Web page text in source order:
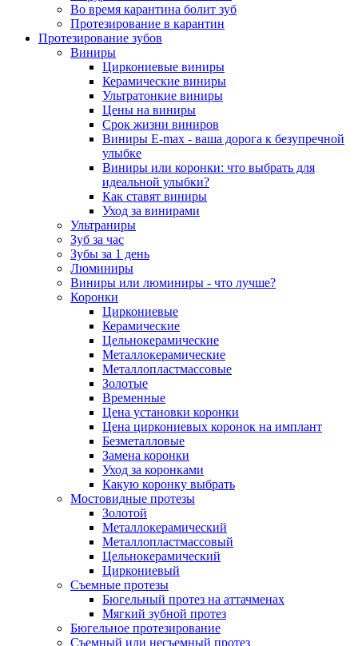
Во время карантина болит зуб
Протезирование в карантин
Протезирование зубов
Виниры
Циркониевые виниры
Керамические виниры
Ультратонкие виниры
Цены на виниры
Срок жизни виниров
Виниры E-max - ваша дорога к безупречной
улыбке
Виниры или коронки: что выбрать для
идеальной улыбки?
Как ставят виниры
Уход за винирами
Ультраниры
Зуб за час
Зубы за 1 день
Люминиры
Виниры или люминиры - что лучше?
Коронки
Циркониевые
Керамические
Цельнокерамические
Металлокерамические
Металлопластмассовые
Золотые
Временные
Цена установки коронки
Цена циркониевых коронок на имплант
Безметалловые
Замена коронки
Уход за коронками
Какую коронку выбрать
Мостовидные протезы
Золотой
Металлокерамический
Металлопластмассовый
Цельнокерамический
Циркониевый
Съемные протезы
Бюгельный протез на аттачменах
Мягкий зубной протез
Бюгельное протезирование
Съемный или несъемный протез